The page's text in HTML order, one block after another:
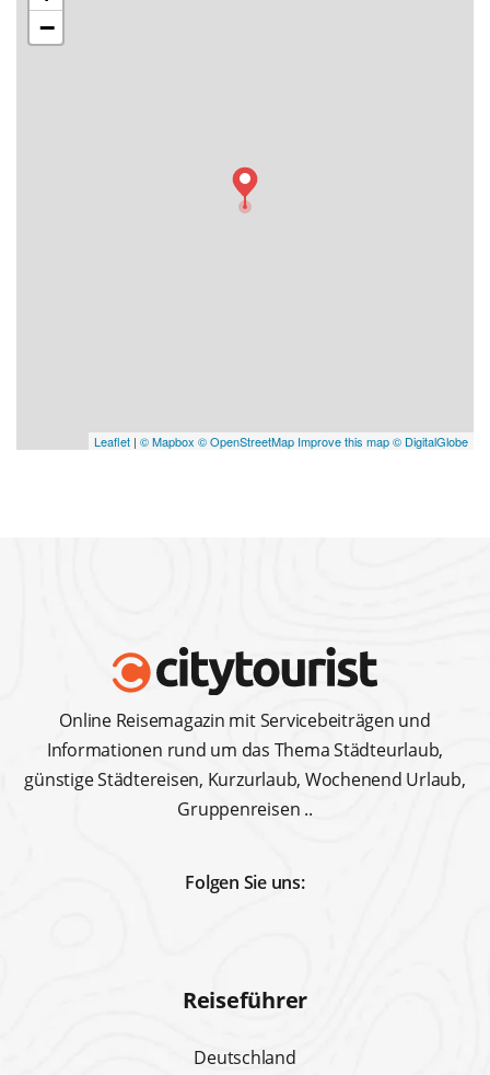
Online Reisemagazin mit Servicebeiträgen und
Informationen rund um das Thema Städteurlaub,
günstige Städtereisen, Kurzurlaub, Wochenend Urlaub,
Gruppenreisen ..
Folgen Sie uns:
Reiseführer
Deutschland